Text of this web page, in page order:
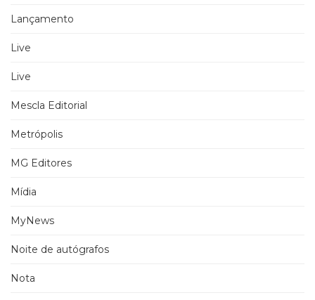
Lançamento
Live
Live
Mescla Editorial
Metrópolis
MG Editores
Mídia
MyNews
Noite de autógrafos
Nota